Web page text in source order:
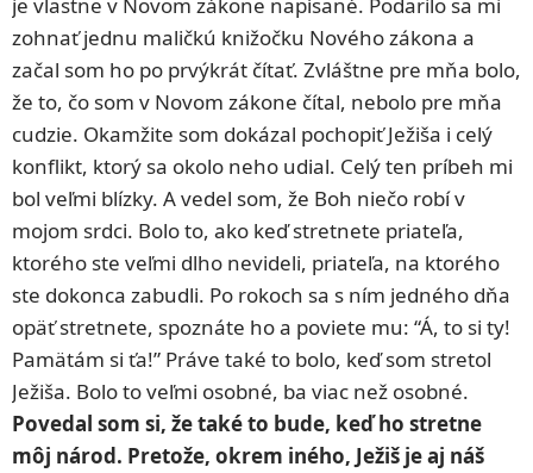
zohnať jednu maličkú knižočku Nového zákona a
začal som ho po prvýkrát čítať. Zvláštne pre mňa bolo,
že to, čo som v Novom zákone čítal, nebolo pre mňa
cudzie. Okamžite som dokázal pochopiť Ježiša i celý
konflikt, ktorý sa okolo neho udial. Celý ten príbeh mi
bol veľmi blízky. A vedel som, že Boh niečo robí v
mojom srdci. Bolo to, ako keď stretnete priateľa,
ktorého ste veľmi dlho nevideli, priateľa, na ktorého
ste dokonca zabudli. Po rokoch sa s ním jedného dňa
opäť stretnete, spoznáte ho a poviete mu: “Á, to si ty!
Pamätám si ťa!” Práve také to bolo, keď som stretol
Ježiša. Bolo to veľmi osobné, ba viac než osobné.
Povedal som si, že také to bude, keď ho stretne
môj národ. Pretože, okrem iného, Ježiš je aj náš